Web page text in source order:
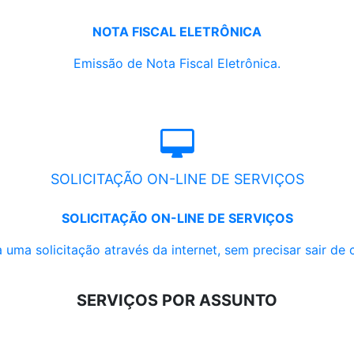
NOTA FISCAL ELETRÔNICA
Emissão de Nota Fiscal Eletrônica.
SOLICITAÇÃO ON-LINE DE SERVIÇOS
SOLICITAÇÃO ON-LINE DE SERVIÇOS
uma solicitação através da internet, sem precisar sair de
SERVIÇOS POR ASSUNTO